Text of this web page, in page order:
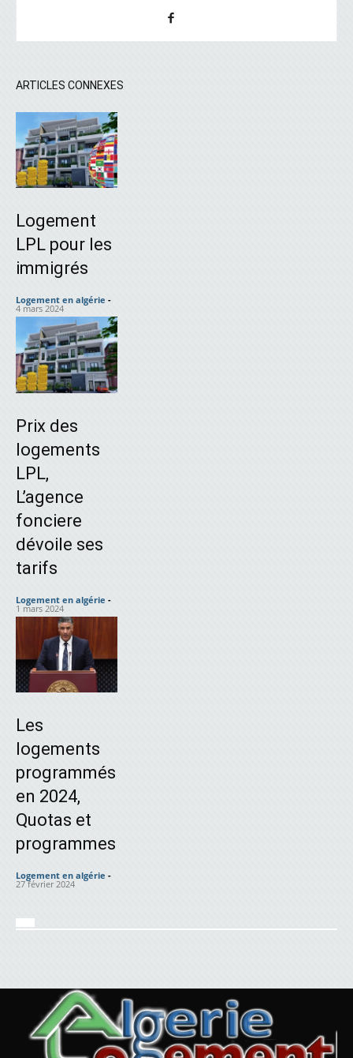
ARTICLES CONNEXES
Logement
LPL pour les
immigrés
Logement en algérie -
4 mars 2024
Prix des
logements
LPL,
L’agence
fonciere
dévoile ses
tarifs
Logement en algérie -
1 mars 2024
Les
logements
programmés
en 2024,
Quotas et
programmes
Logement en algérie -
27 février 2024